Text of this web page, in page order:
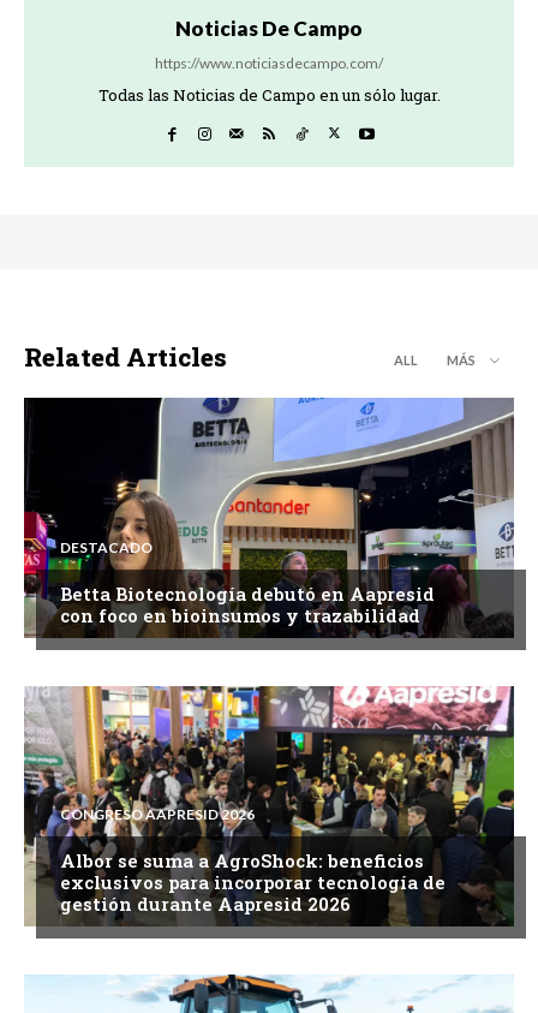
Noticias De Campo
https://www.noticiasdecampo.com/
Todas las Noticias de Campo en un sólo lugar.
Related Articles ALL MÁS
DESTACADO
Betta Biotecnología debutó en Aapresid
con foco en bioinsumos y trazabilidad
CONGRESO AAPRESID 2026
Albor se suma a AgroShock: beneficios
exclusivos para incorporar tecnología de
gestión durante Aapresid 2026